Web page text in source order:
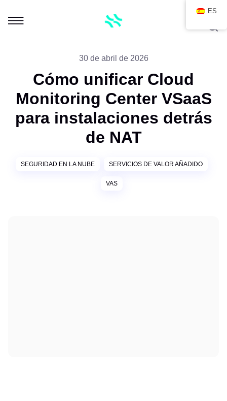
30 de abril de 2026
Cómo unificar Cloud
Monitoring Center VSaaS
para instalaciones detrás
de NAT
SEGURIDAD EN LA NUBE SERVICIOS DE VALOR AÑADIDO
VAS
ES